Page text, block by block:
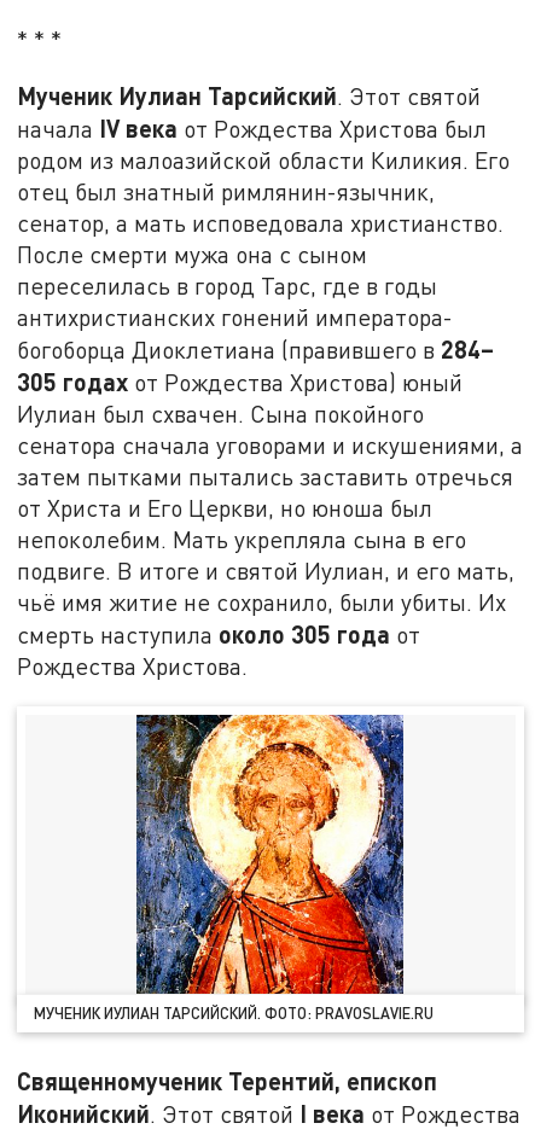
* * *
Мученик Иулиан Тарсийский. Этот святой
начала IVвека от Рождества Христова был
родом из малоазийской области Киликия. Его
отец был знатный римлянин-язычник,
сенатор, а мать исповедовала христианство.
После смерти мужа она с сыном
переселилась в город Тарс, где в годы
антихристианских гонений императора-
богоборца Диоклетиана (правившего в 284–
305 годах от Рождества Христова) юный
Иулиан был схвачен. Сына покойного
сенатора сначала уговорами и искушениями, а
затем пытками пытались заставить отречься
от Христа и Его Церкви, но юноша был
непоколебим. Мать укрепляла сына в его
подвиге. В итоге и святой Иулиан, и его мать,
чьё имя житие не сохранило, были убиты. Их
смерть наступила около 305 года от
Рождества Христова.
МУЧЕНИК ИУЛИАН ТАРСИЙСКИЙ. ФОТО: PRAVOSLAVIE.RU
Священномученик Терентий, епископ
Иконийский. Этот святой I века от Рождества